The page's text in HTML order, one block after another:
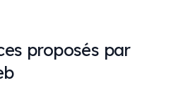
proposés par